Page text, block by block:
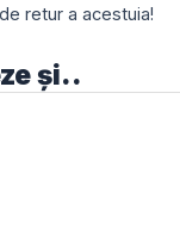
retur a acestuia!
și..